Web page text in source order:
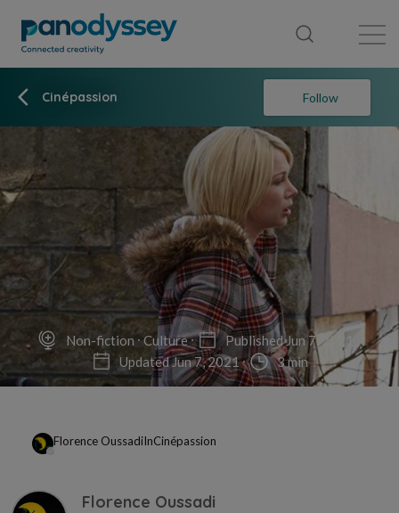
Cinépassion Follow
Non-fiction Culture
Published Jun 7, 2021
Updated Jun 7, 2021
3 min
Florence OussadiInCinépassion
Florence Oussadi